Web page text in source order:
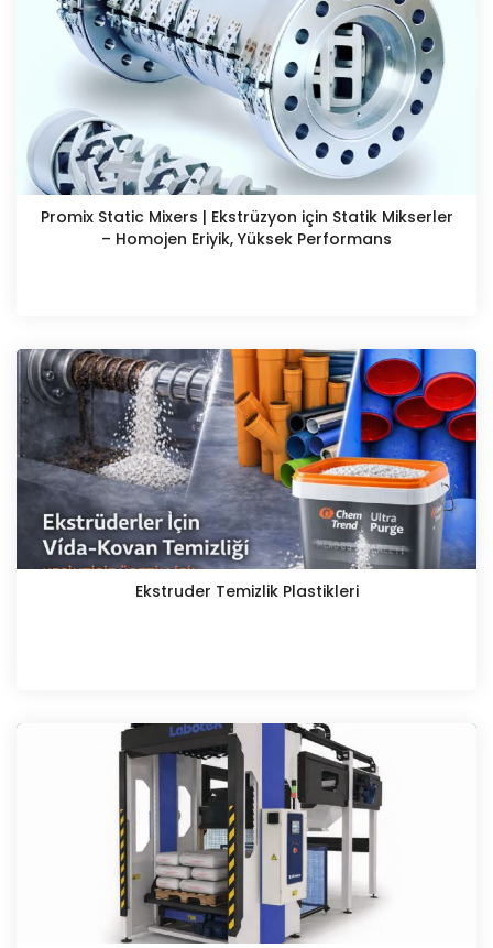
Promix Static Mixers | Ekstrüzyon için Statik Mikserler
– Homojen Eriyik, Yüksek Performans
Ekstruder Temizlik Plastikleri